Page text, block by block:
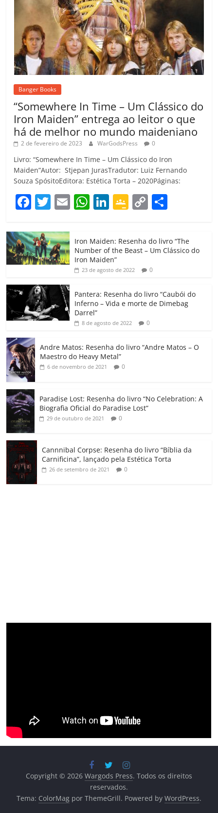
Banger Books
“Somewhere In Time – Um Clássico do
Iron Maiden” entrega ao leitor o que
há de melhor no mundo maideniano
2 de fevereiro de 2023 WarGodsPress 0
Livro: “Somewhere In Time – Um Clássico do Iron
Maiden”Autor: Stjepan JurasTradutor: Luiz Fernando
Souza SpósitoEditora: Estética Torta – 2020Páginas:
F
c
e
b
o
o
k
T
itt
er
E W
at
s
A
p
Li
e
dI
G
gl
e
Cl
a
ss
ro
o
C
p
y
Li
k
m
p
h
ar
Iron Maiden: Resenha do livro “The
Number of the Beast – Um Clássico do
Iron Maiden”
23 de agosto de 2022 0
Pantera: Resenha do livro “Caubói do
Inferno – Vida e morte de Dimebag
Darrel”
8 de agosto de 2022 0
Andre Matos: Resenha do livro “Andre Matos – O
Maestro do Heavy Metal”
6 de novembro de 2021 0
Paradise Lost: Resenha do livro “No Celebration: A
Biografia Oficial do Paradise Lost”
29 de outubro de 2021 0
Cannnibal Corpse: Resenha do livro “Bíblia da
Carnificina”, lançado pela Estética Torta
26 de setembro de 2021 0
Copyright © 2026 Wargods Press. Todos os direitos
reservados.
Tema: ColorMagpor ThemeGrill. Powered by WordPress.